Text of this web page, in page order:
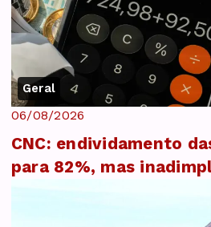
Geral
06/08/2026
CNC: endividamento
para 82%, mas